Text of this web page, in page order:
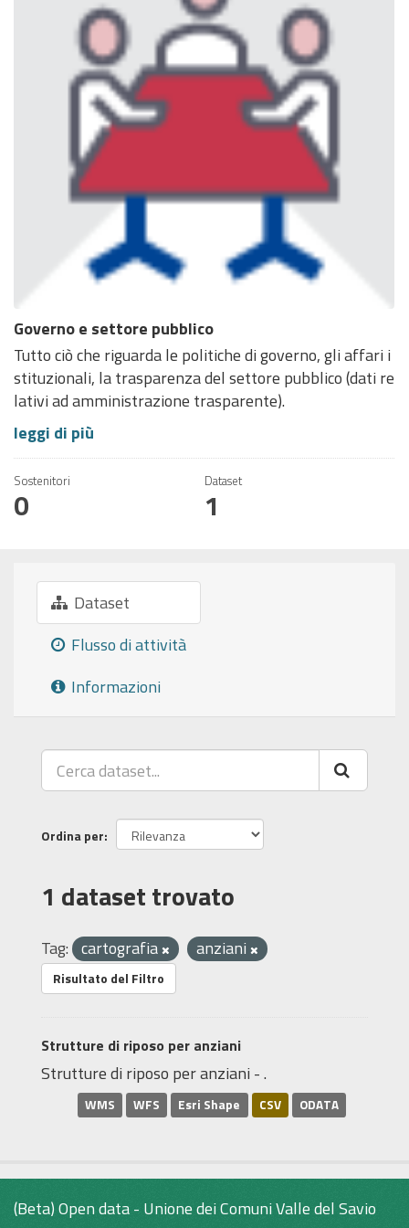
Governo e settore pubblico
Tutto ciò che riguarda le politiche di governo, gli affari i
stituzionali, la trasparenza del settore pubblico (dati re
lativi ad amministrazione trasparente).
leggi di più
Sostenitori
0
Dataset
1
Dataset
Flusso di attività
Informazioni
Ordina per
1 dataset trovato
Tag: cartografia anziani
Risultato del Filtro
Strutture di riposo per anziani
Strutture di riposo per anziani - .
WMS WFS Esri Shape CSV ODATA
(Beta) Open data - Unione dei Comuni Valle del Savio